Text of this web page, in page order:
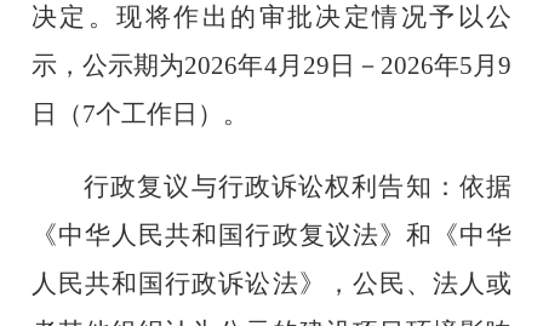
决定。现将作出的审批决定情况予以公
示，公示期为2026年4月 29 日－ 2026年5 月 9
日（7个工作日 ）。
行政复议与行政诉讼权利告知：依据
《中华人民共和国行政复议法》和《中华
人民共和国行政诉讼法》，公民、法人或